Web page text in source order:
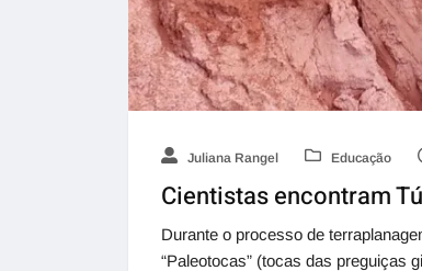
Juliana Rangel Educação
Cientistas encontram
Durante o processo de
“Paleotocas” (tocas das preguiças